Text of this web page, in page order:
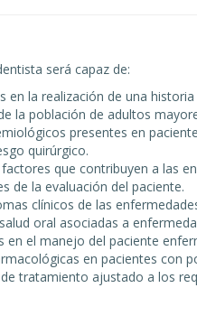
será capaz de:
en la realización de una historia
la población de adultos
presentes en
quirúrgico.
que contribuyen a las
de la evaluación del paciente.
clínicos de las
oral asociadas a
en el manejo del paciente
en pacientes con
tratamiento ajustado a los